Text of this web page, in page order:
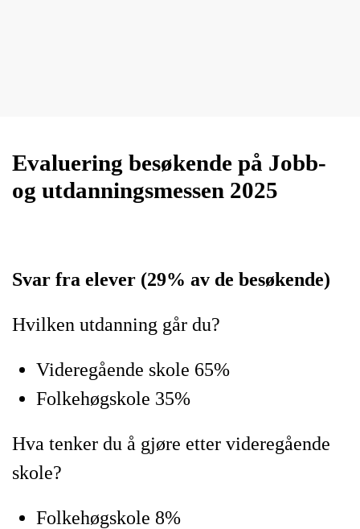
Evaluering besøkende på Jobb-
og utdanningsmessen 2025
Svar fra elever (29% av de besøkende)
Hvilken utdanning går du?
Videregående skole 65%
Folkehøgskole 35%
Hva tenker du å gjøre etter videregående
skole?
Folkehøgskole 8%